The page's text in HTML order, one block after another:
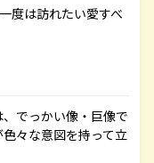
度は訪れたい愛すべ
、でっかい像・巨像で
々な意図を持って立